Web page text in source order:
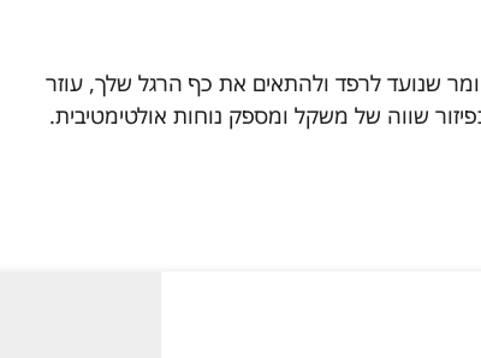
שנועד לרפד ולהתאים את כף הרגל שלך, עוזר
שווה של משקל ומספק נוחות אולטימטיבית.